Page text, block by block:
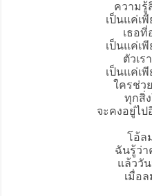
ความรู้
เป็นแค่เพี
เธอที่
เป็นแค่เพี
ตัวเร
เป็นแค่เพี
ใครช่ว
ทุกสิ่
จะคงอยู่ไป
โอ้ล
ฉันรู้ว่า
แล้ววั
เมื่อ